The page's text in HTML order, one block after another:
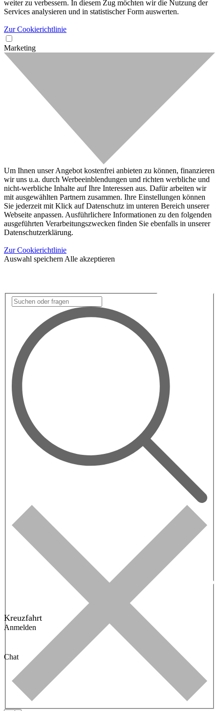
weiter zu verbessern. In diesem Zug möchten wir die Nutzung der
Services analysieren und in statistischer Form auswerten.
Zur Cookierichtlinie
Marketing
Um Ihnen unser Angebot kostenfrei anbieten zu können, finanzieren
wir uns u.a. durch Werbeeinblendungen und richten werbliche und
nicht-werbliche Inhalte auf Ihre Interessen aus. Dafür arbeiten wir
mit ausgewählten Partnern zusammen. Ihre Einstellungen können
Sie jederzeit mit Klick auf Datenschutz im unteren Bereich unserer
Webseite anpassen. Ausführlichere Informationen zu den folgenden
ausgeführten Verarbeitungszwecken finden Sie ebenfalls in unserer
Datenschutzerklärung.
Zur Cookierichtlinie
Auswahl speichern Alle akzeptieren
Kreuzfahrt
Anmelden
Chat